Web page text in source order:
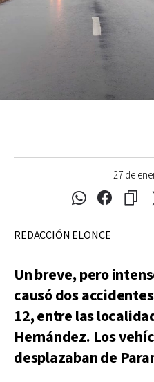
27 de
REDACCIÓN ELONCE
Un breve, pero
causó dos
12, entre las
Hernández. Los
desplazaban de